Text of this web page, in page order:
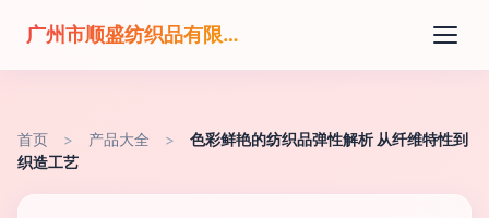
广州市顺盛纺织品有限公司
首页 > 产品大全 >
色彩鲜艳的纺织品弹性解析 从纤维特性到
织造工艺